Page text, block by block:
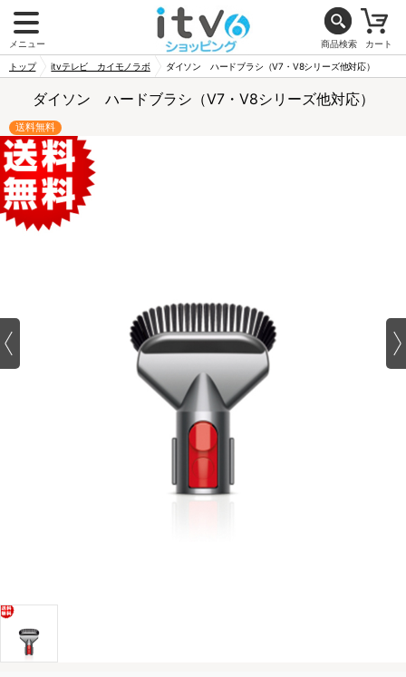
メニュー 商品検索 カート
トップ itvテレビ カイモノラボ ダイソン ハードブラシ（V7・V8シリーズ他対応）
ダイソン ハードブラシ（V7・V8シリーズ他対応）
送料無料